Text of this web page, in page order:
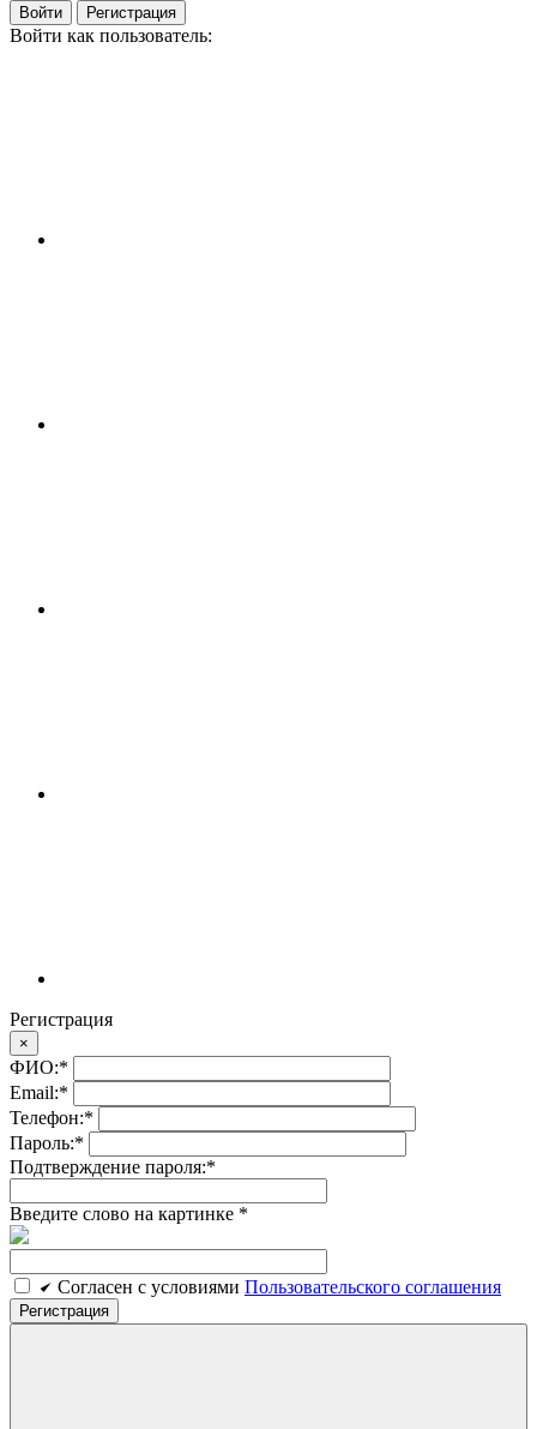
Войти Регистрация
Войти как пользователь:
Регистрация
×
ФИО:*
Email:*
Телефон:*
Пароль:*
Подтверждение пароля:*
Введите слово на картинке *
Cогласен c условиями Пользовательского соглашения